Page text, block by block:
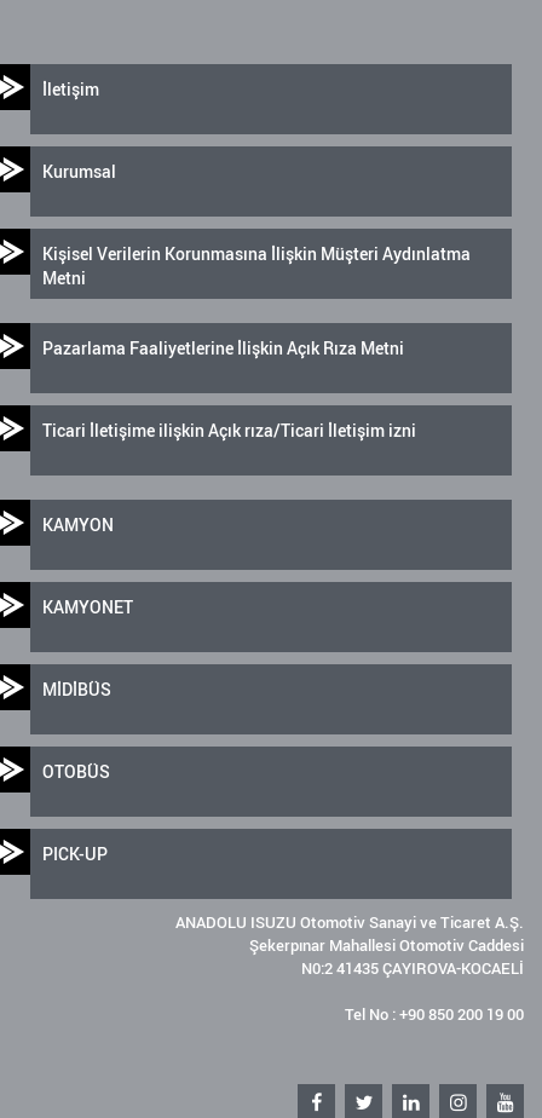
İletişim
Kurumsal
Kişisel Verilerin Korunmasına İlişkin Müşteri Aydınlatma
Metni
Pazarlama Faaliyetlerine İlişkin Açık Rıza Metni
Ticari İletişime ilişkin Açık rıza/Ticari İletişim izni
KAMYON
KAMYONET
MİDİBÜS
OTOBÜS
PICK-UP
ANADOLU ISUZU Otomotiv Sanayi ve Ticaret A.Ş.
Şekerpınar Mahallesi Otomotiv Caddesi
N0:2 41435 ÇAYIROVA-KOCAELİ
Tel No : +90 850 200 19 00